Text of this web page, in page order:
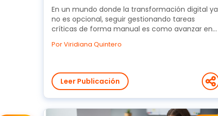
En un mundo donde la transformación digital ya
no es opcional, seguir gestionando tareas
críticas de forma manual es como avanzar en
Por Viridiana Quintero
Leer Publicación